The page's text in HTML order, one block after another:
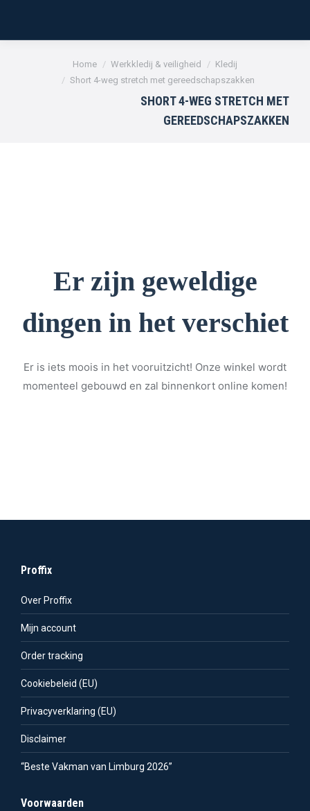
Je bent hier:Home Werkkledij & veiligheid
Kledij
Short 4-weg stretch met gereedschapszakken
SHORT 4-WEG STRETCH MET
GEREEDSCHAPSZAKKEN
Er zijn geweldige
dingen in het verschiet
Er is iets moois in het vooruitzicht! Onze winkel wordt
momenteel gebouwd en zal binnenkort online komen!
Proffix
Over Proffix
Mijn account
Order tracking
Cookiebeleid (EU)
Privacyverklaring (EU)
Disclaimer
“Beste Vakman van Limburg 2026”
Voorwaarden